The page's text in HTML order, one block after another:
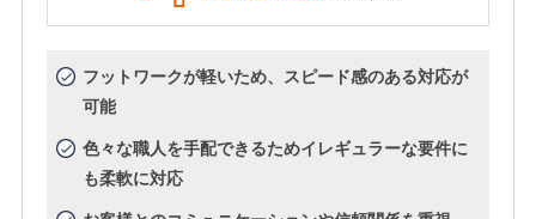
フットワークが軽いため、スピード感のある対応が
可能
色々な職人を手配できるためイレギュラーな要件に
も柔軟に対応